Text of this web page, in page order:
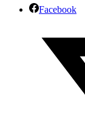
Facebook